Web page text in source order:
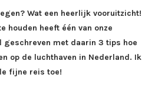
Wat een heerlijk vooruitzicht!
houden heeft één van onze
met daarin 3 tips hoe
op de luchthaven in Nederland. Ik
fijne reis toe!